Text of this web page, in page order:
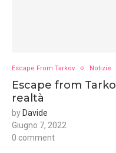
Escape From Tarkov Notizie
Escape from
realtà
by Davide
Giugno 7, 2022
0 comment